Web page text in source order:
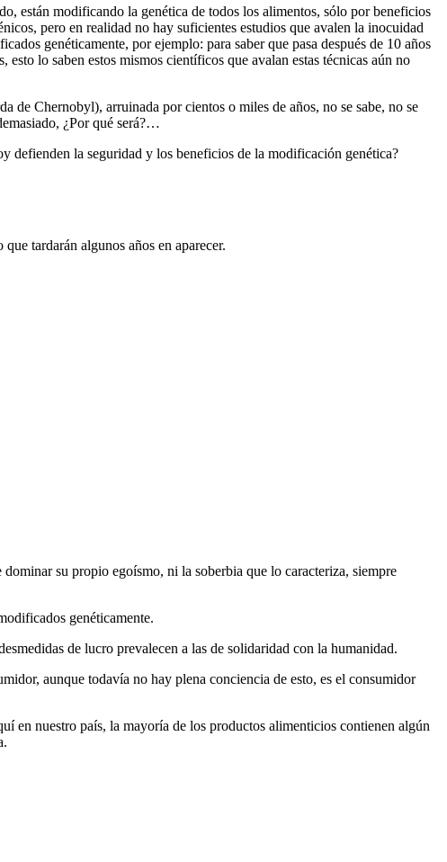
están modificando la genética de todos los alimentos, sólo por beneficios
pero en realidad no hay suficientes estudios que avalen la inocuidad
genéticamente, por ejemplo: para saber que pasa después de 10 años
lo saben estos mismos científicos que avalan estas técnicas aún no
de Chernobyl), arruinada por cientos o miles de años, no se sabe, no se
¿Por qué será?…
defienden la seguridad y los beneficios de la modificación genética?
tardarán algunos años en aparecer.
su propio egoísmo, ni la soberbia que lo caracteriza, siempre
genéticamente.
de lucro prevalecen a las de solidaridad con la humanidad.
aunque todavía no hay plena conciencia de esto, es el consumidor
en nuestro país, la mayoría de los productos alimenticios contienen algún